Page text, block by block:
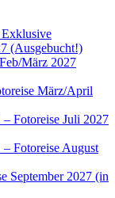
(Ausgebucht!)
März 2027
März/April
Juli 2027
Fotoreise August
2027 (in